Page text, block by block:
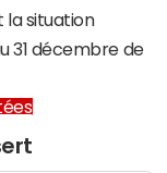
la situation
31 décembre de